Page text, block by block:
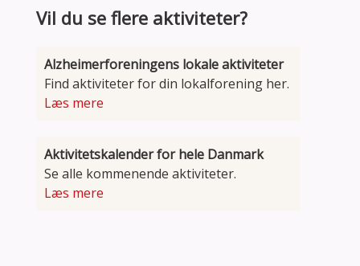
Vil du se flere aktiviteter?
Alzheimerforeningens lokale aktiviteter
Find aktiviteter for din lokalforening her.
Læs mere
Aktivitetskalender for hele Danmark
Se alle kommenende aktiviteter.
Læs mere